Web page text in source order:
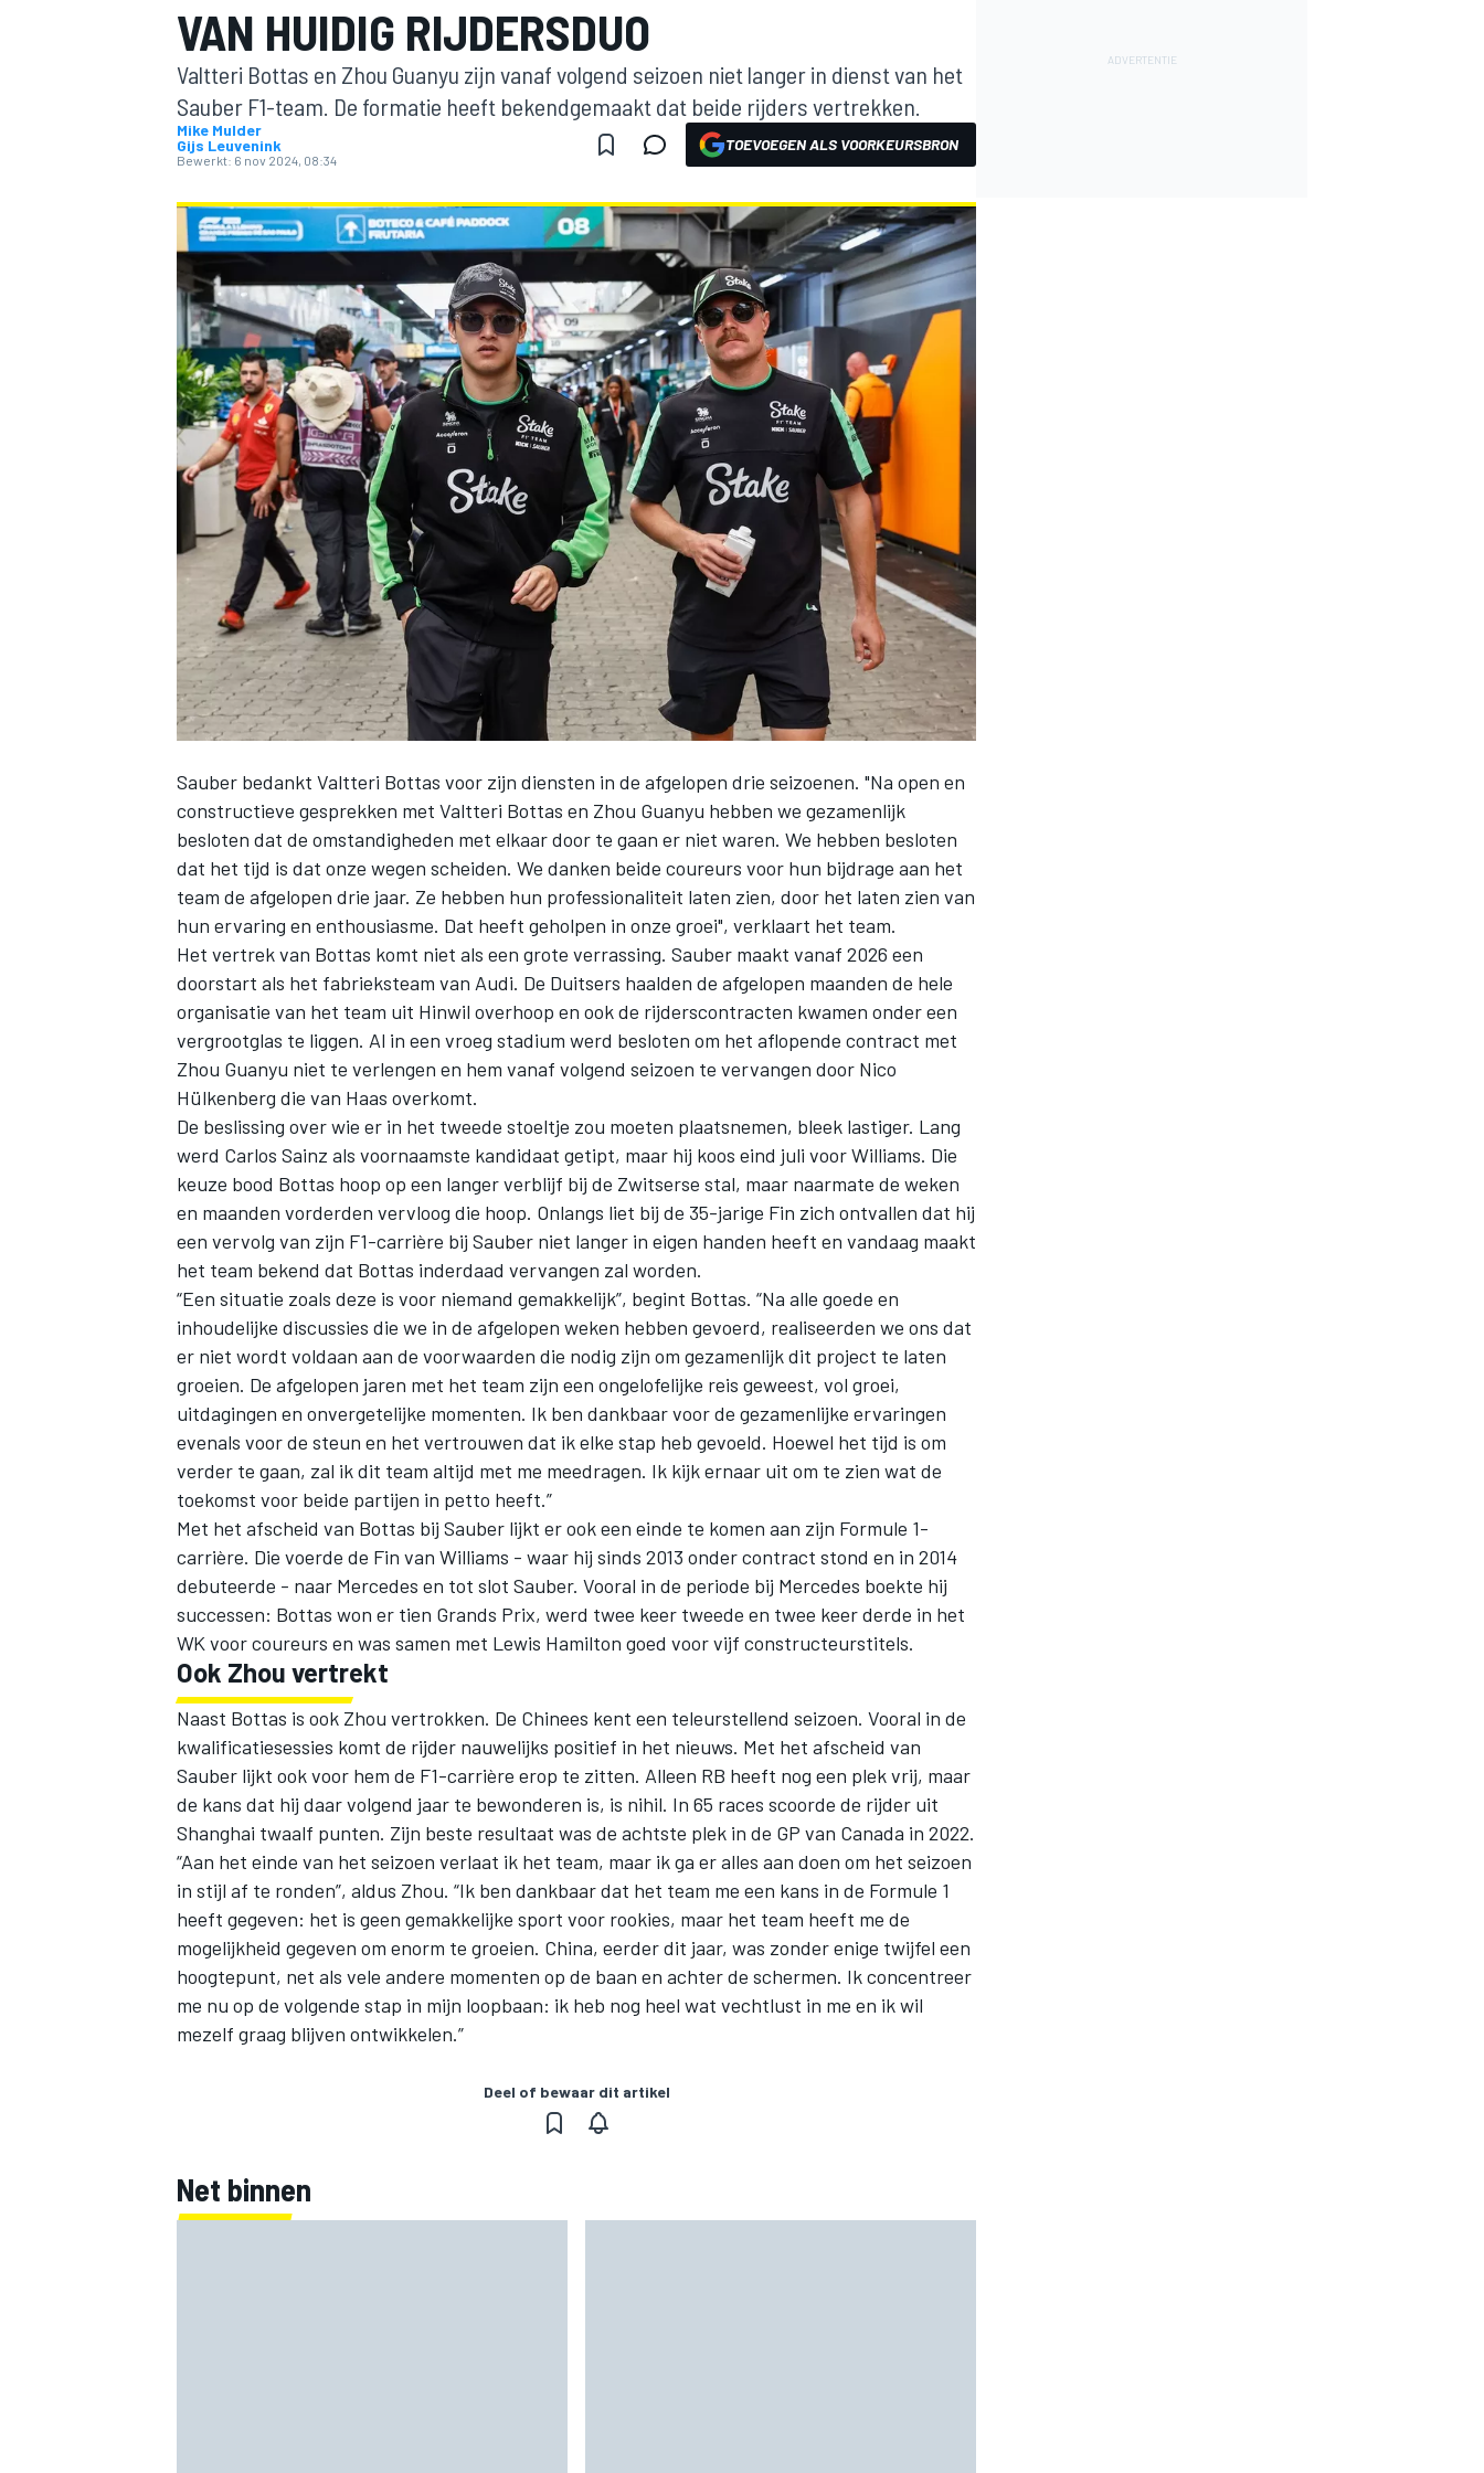
MOTOGP
INDYCAR
VAN HUIDIG RIJDERSDUO
Valtteri Bottas en Zhou Guanyu zijn vanaf volgend seizoen niet langer in dienst van het
Sauber F1-team. De formatie heeft bekendgemaakt dat beide rijders vertrekken.
Mike Mulder
Gijs Leuvenink
Bewerkt: 6 nov 2024, 08:34
TOEVOEGEN ALS VOORKEURSBRON
Sauber bedankt Valtteri Bottas voor zijn diensten in de afgelopen drie seizoenen. "Na open en
constructieve gesprekken met Valtteri Bottas en Zhou Guanyu hebben we gezamenlijk
besloten dat de omstandigheden met elkaar door te gaan er niet waren. We hebben besloten
dat het tijd is dat onze wegen scheiden. We danken beide coureurs voor hun bijdrage aan het
team de afgelopen drie jaar. Ze hebben hun professionaliteit laten zien, door het laten zien van
hun ervaring en enthousiasme. Dat heeft geholpen in onze groei", verklaart het team.
Het vertrek van Bottas komt niet als een grote verrassing. Sauber maakt vanaf 2026 een
doorstart als het fabrieksteam van Audi. De Duitsers haalden de afgelopen maanden de hele
organisatie van het team uit Hinwil overhoop en ook de rijderscontracten kwamen onder een
vergrootglas te liggen. Al in een vroeg stadium werd besloten om het aflopende contract met
Zhou Guanyu niet te verlengen en hem vanaf volgend seizoen te vervangen door Nico
Hülkenberg die van Haas overkomt.
De beslissing over wie er in het tweede stoeltje zou moeten plaatsnemen, bleek lastiger. Lang
werd Carlos Sainz als voornaamste kandidaat getipt, maar hij koos eind juli voorWilliams. Die
keuze bood Bottas hoop op een langer verblijf bij de Zwitserse stal, maar naarmate de weken
en maanden vorderden vervloog die hoop. Onlangs liet bij de 35-jarige Fin zich ontvallen dat hij
een vervolg van zijn F1-carrière bij Sauber niet langer in eigen handen heeft en vandaag maakt
het team bekend dat Bottas inderdaad vervangen zal worden.
“Een situatie zoals deze is voor niemand gemakkelijk”, begint Bottas. “Na alle goede en
inhoudelijke discussies die we in de afgelopen weken hebben gevoerd, realiseerden we ons dat
er niet wordt voldaan aan de voorwaarden die nodig zijn om gezamenlijk dit project te laten
groeien. De afgelopen jaren met het team zijn een ongelofelijke reis geweest, vol groei,
uitdagingen en onvergetelijke momenten. Ik ben dankbaar voor de gezamenlijke ervaringen
evenals voor de steun en het vertrouwen dat ik elke stap heb gevoeld. Hoewel het tijd is om
verder te gaan, zal ik dit team altijd met me meedragen. Ik kijk ernaar uit om te zien wat de
toekomst voor beide partijen in petto heeft.”
Met het afscheid van Bottas bij Sauber lijkt er ook een einde te komen aan zijn Formule 1-
carrière. Die voerde de Fin van Williams - waar hij sinds 2013 onder contract stond en in 2014
debuteerde - naar Mercedes en tot slot Sauber. Vooral in de periode bij Mercedes boekte hij
successen: Bottas won er tien Grands Prix, werd twee keer tweede en twee keer derde in het
WK voor coureurs en was samen met Lewis Hamilton goed voor vijf constructeurstitels.
Ook Zhou vertrekt
Naast Bottas is ook Zhou vertrokken. De Chinees kent een teleurstellend seizoen. Vooral in de
kwalificatiesessies komt de rijder nauwelijks positief in het nieuws. Met het afscheid van
Sauber lijkt ook voor hem de F1-carrière erop te zitten. Alleen RB heeft nog een plek vrij, maar
de kans dat hij daar volgend jaar te bewonderen is, is nihil. In 65 races scoorde de rijder uit
Shanghai twaalf punten. Zijn beste resultaat was de achtste plek in de GP van Canada in 2022.
“Aan het einde van het seizoen verlaat ik het team, maar ik ga er alles aan doen om het seizoen
in stijl af te ronden”, aldus Zhou. “Ik ben dankbaar dat het team me een kans in de Formule 1
heeft gegeven: het is geen gemakkelijke sport voor rookies, maar het team heeft me de
mogelijkheid gegeven om enorm te groeien. China, eerder dit jaar, was zonder enige twijfel een
hoogtepunt, net als vele andere momenten op de baan en achter de schermen. Ik concentreer
me nu op de volgende stap in mijn loopbaan: ik heb nog heel wat vechtlust in me en ik wil
mezelf graag blijven ontwikkelen.”
Deel of bewaar dit artikel
Net binnen